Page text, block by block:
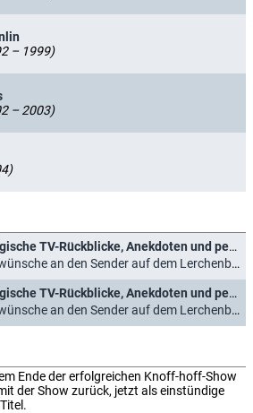
– 1999)
– 2003)
60 Jahre ZDF! 16 nostalgische TV-Rückblicke, Anekdoten und persönliche Geschichten
an den Sender auf dem Lerchenberg (31.03.2023)
60 Jahre ZDF! 16 nostalgische TV-Rückblicke, Anekdoten und persönliche Geschichten
an den Sender auf dem Lerchenberg (31.03.2023)
Ende der erfolgreichen Knoff-hoff-Show
der Show zurück, jetzt als einstündige